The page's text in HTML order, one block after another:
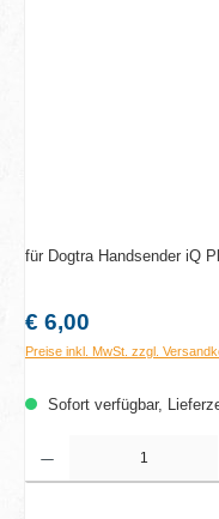
für Dogtra Handsender iQ
Regulärer Preis:
€ 6,00
Preise inkl. MwSt. zzgl.
Sofort verfügbar,